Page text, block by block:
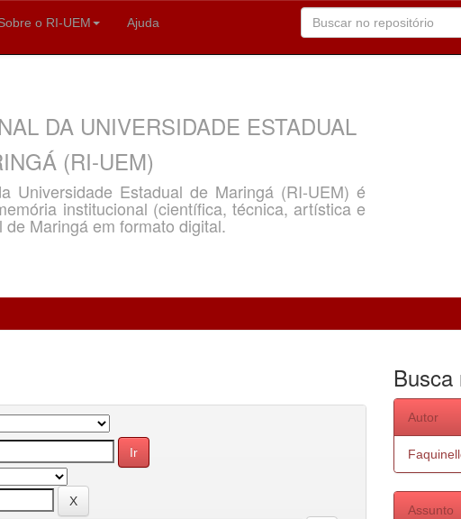
o RI-UEM Ajuda
DA UNIVERSIDADE ESTADUAL
(RI-UEM)
Universidade Estadual de Maringá (RI-UEM) é
institucional (científica, técnica, artística e
Maringá em formato digital.
Busca
Autor
Assunto